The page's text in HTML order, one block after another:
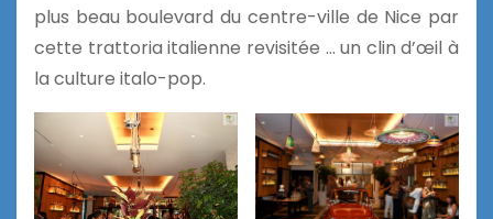
plus beau boulevard du centre-ville de Nice par
cette trattoria italienne revisitée … un clin d’œil à
la culture italo-pop.